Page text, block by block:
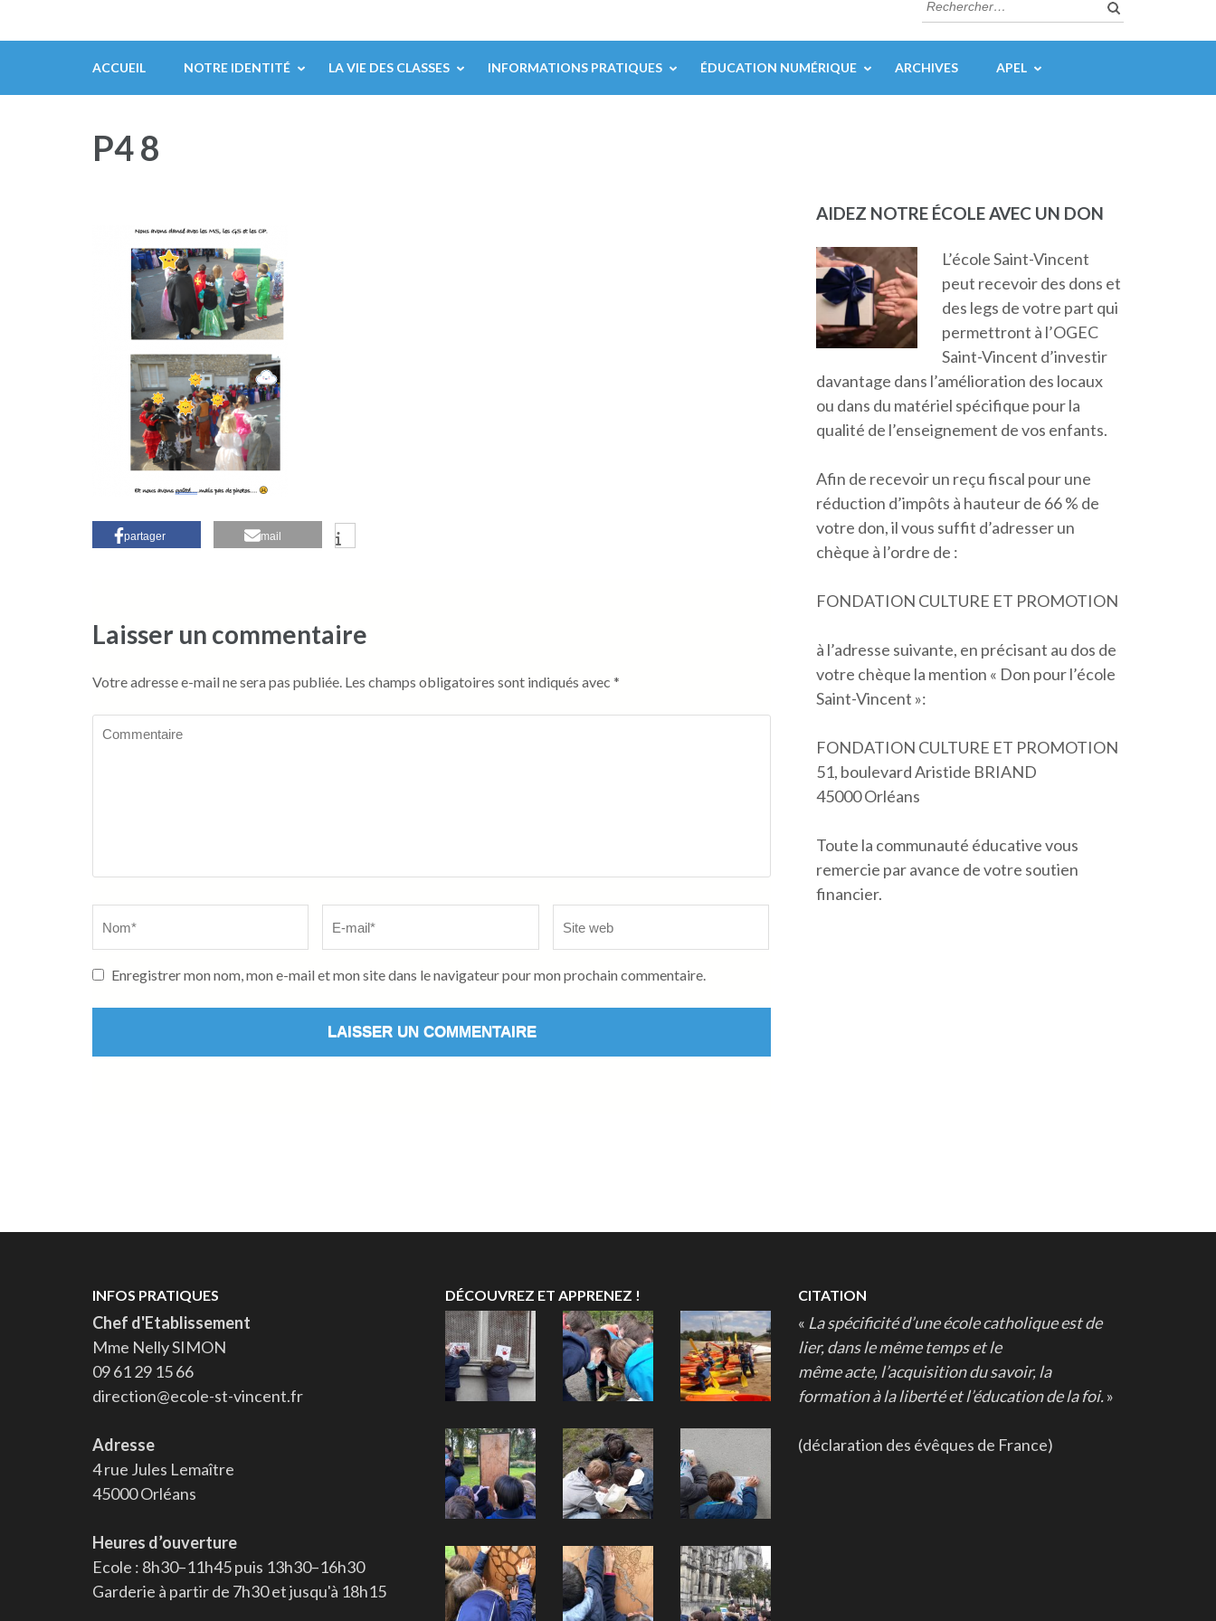
ACCUEIL NOTRE IDENTITÉ LA VIE DES CLASSES INFORMATIONS PRATIQUES ÉDUCATION NUMÉRIQUE ARCHIVES APEL
P4 8
partager mail
Laisser un commentaire
Votre adresse e-mail ne sera pas publiée. Les champs obligatoires sont indiqués avec *
web
Enregistrer mon nom, mon e-mail et mon site dans le navigateur pour mon prochain commentaire.
AIDEZ NOTRE ÉCOLE AVEC UN DON
L’école Saint-Vincent
peut recevoir des dons et
des legs de votre part qui
permettront à l’OGEC
Saint-Vincent d’investir
davantage dans l’amélioration des locaux
ou dans du matériel spécifique pour la
qualité de l’enseignement de vos enfants.
Afin de recevoir un reçu fiscal pour une
réduction d’impôts à hauteur de 66 % de
votre don, il vous suffit d’adresser un
chèque à l’ordre de :
FONDATION CULTURE ET PROMOTION
à l’adresse suivante, en précisant au dos de
votre chèque la mention « Don pour l’école
Saint-Vincent »:
FONDATION CULTURE ET PROMOTION
51, boulevard Aristide BRIAND
45000 Orléans
Toute la communauté éducative vous
remercie par avance de votre soutien
financier.
INFOS PRATIQUES
Chef d'Etablissement
Mme Nelly SIMON
09 61 29 15 66
direction@ecole-st-vincent.fr
Adresse
4 rue Jules Lemaître
45000 Orléans
Heures d’ouverture
Ecole : 8h30–11h45 puis 13h30–16h30
Garderie à partir de 7h30 et jusqu'à 18h15
DÉCOUVREZ ET APPRENEZ ! CITATION
« La spécificité d’une école catholique est de
lier, dans le même temps et le
même acte, l’acquisition du savoir, la
formation à la liberté et l’éducation de la foi.»
(déclaration des évêques de France)